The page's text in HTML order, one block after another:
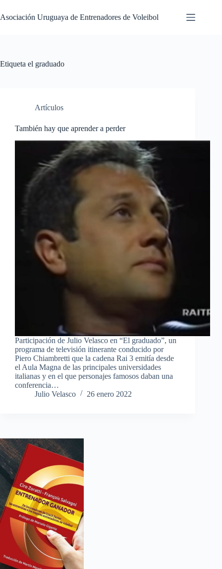
al
contenido
Asociación Uruguaya de Entrenadores de Voleibol
Etiqueta el graduado
Artículos
También hay que aprender a perder
Participación de Julio Velasco en “El graduado”, un
programa de televisión itinerante conducido por
Piero Chiambretti que la cadena Rai 3 emitía desde
el Aula Magna de las principales universidades
italianas y en el que personajes famosos daban una
conferencia…
Julio Velasco
26 enero 2022